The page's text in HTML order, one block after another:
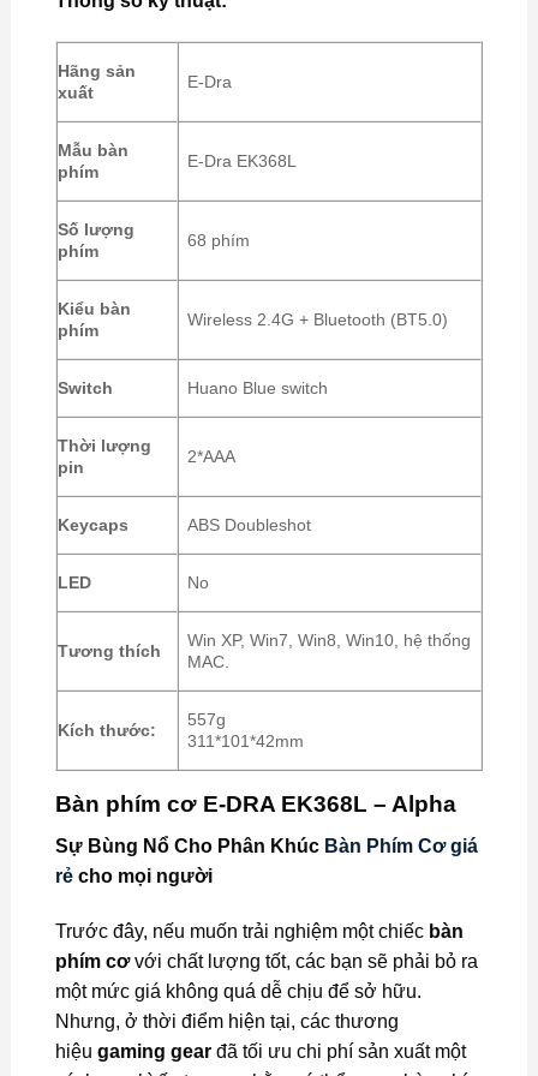
Hãng sản
xuất
E-Dra
Mẫu bàn
phím
E-Dra EK368L
Số lượng
phím
68 phím
Kiểu bàn
phím
Wireless 2.4G + Bluetooth (BT5.0)
Switch Huano Blue switch
Thời lượng
pin
2*AAA
Keycaps ABS Doubleshot
LED No
Tương thích
Win XP, Win7, Win8, Win10, hệ thống
MAC.
Kích thước:
557g
311*101*42mm
Bàn phím cơ E-DRA EK368L – Alpha
Sự Bùng Nổ Cho Phân Khúc Bàn Phím Cơ giá
rẻcho mọi người
Trước đây, nếu muốn trải nghiệm một chiếc bàn
phím cơvới chất lượng tốt, các bạn sẽ phải bỏ ra
một mức giá không quá dễ chịu để sở hữu.
Nhưng, ở thời điểm hiện tại, các thương
hiệu gaming gearđã tối ưu chi phí sản xuất một